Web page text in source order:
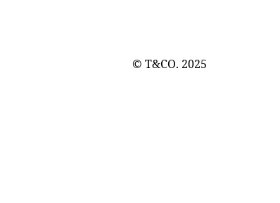
© T&CO. 2025